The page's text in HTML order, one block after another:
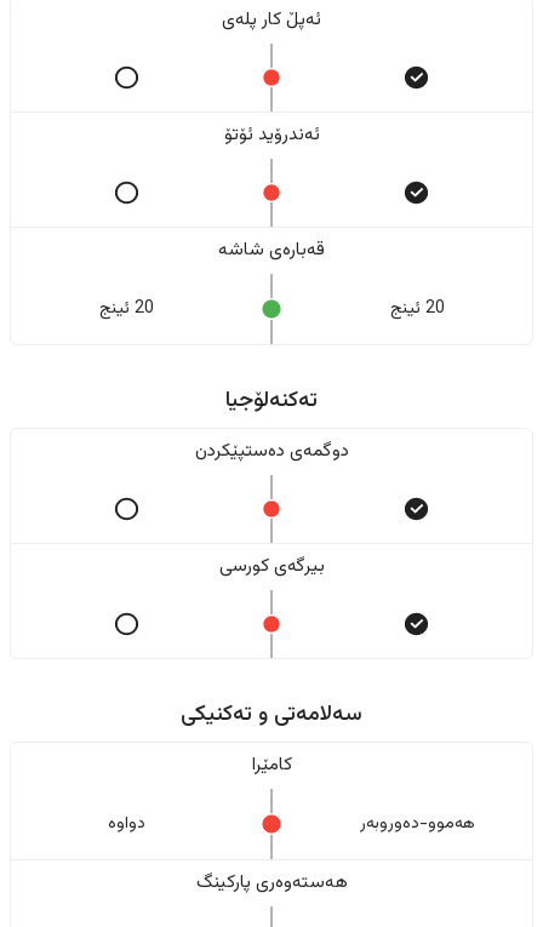
ئەپڵ کار پلەی
ئەندرۆید ئۆتۆ
قەبارەی شاشە
20 ئینج 20 ئینج
تەکنەلۆجیا
دوگمەی دەستپێکردن
بیرگەی کورسی
سەلامەتی و تەکنیکی
کامێرا
هەموو-دەوروبەر دواوە
هەستەوەری پارکینگ